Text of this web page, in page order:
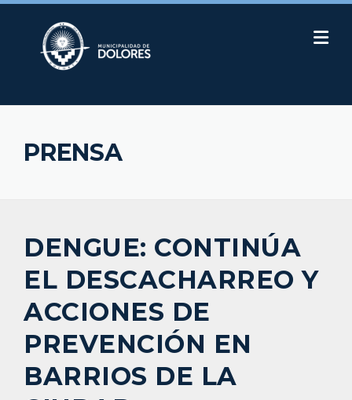
Skip
PRENSA
DENGUE: CONTINÚA
EL DESCACHARREO Y
ACCIONES DE
PREVENCIÓN EN
BARRIOS DE LA